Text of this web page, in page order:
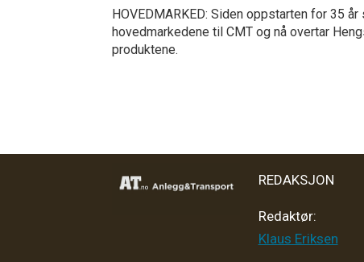
HOVEDMARKED: Siden oppstarten for 35
hovedmarkedene til CMT og nå overtar
produktene.
REDAKSJON
Redaktør:
Klaus Eriksen